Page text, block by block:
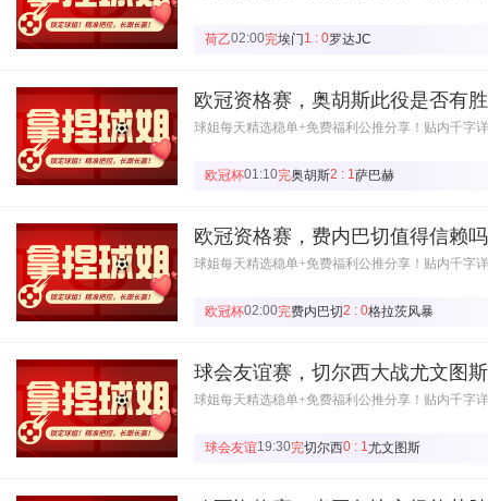
荷乙02:00完埃门1 : 0罗达JC
欧冠资格赛，奥胡斯此役是否有
球姐每天精选稳单+免费福利公推分享！贴内千字
欧冠杯01:10完奥胡斯2 : 1萨巴赫
欧冠资格赛，费内巴切值得信赖
球姐每天精选稳单+免费福利公推分享！贴内千字
欧冠杯02:00完费内巴切2 : 0格拉茨风暴
球会友谊赛，切尔西大战尤文图
球姐每天精选稳单+免费福利公推分享！贴内千字
球会友谊19:30完切尔西0 : 1尤文图斯